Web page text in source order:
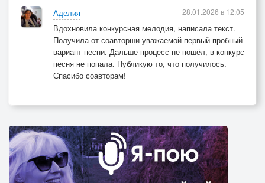
Аделия
Вдохновила конкурсная мелодия, написала текст.
Получила от соавторши уважаемой первый пробный
вариант песни. Дальше процесс не пошёл, в конкурс
песня не попала. Публикую то, что получилось.
Спасибо соавторам!
28.01.2026 в 12:05